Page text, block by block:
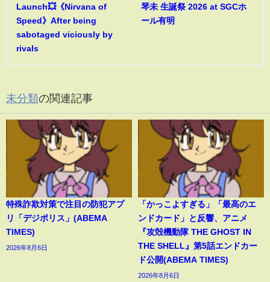
Launch💥《Nirvana of
Speed》After being
sabotaged viciously by
rivals
琴未 生誕祭 2026 at SGCホ
ール有明
未分類の関連記事
特殊詐欺対策で注目の防犯アプ
リ「デジポリス」(ABEMA
TIMES)
2026年8月6日
「かっこよすぎる」「最高のエ
ンドカード」と反響、アニメ
『攻殻機動隊 THE GHOST IN
THE SHELL』第5話エンドカー
ド公開(ABEMA TIMES)
2026年8月6日